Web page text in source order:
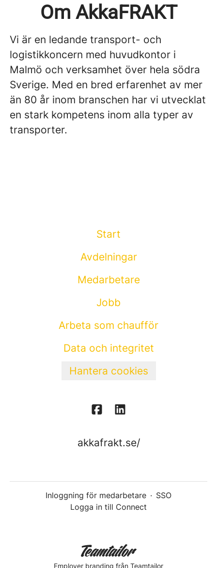
Om AkkaFRAKT
Vi är en ledande transport- och
logistikkoncern med huvudkontor i
Malmö och verksamhet över hela södra
Sverige. Med en bred erfarenhet av mer
än 80 år inom branschen har vi utvecklat
en stark kompetens inom alla typer av
transporter.
Start
Avdelningar
Medarbetare
Jobb
Arbeta som chaufför
Data och integritet
Hantera cookies
akkafrakt.se/
Inloggning för medarbetare · SSO
Logga in till Connect
Employer branding från Teamtailor